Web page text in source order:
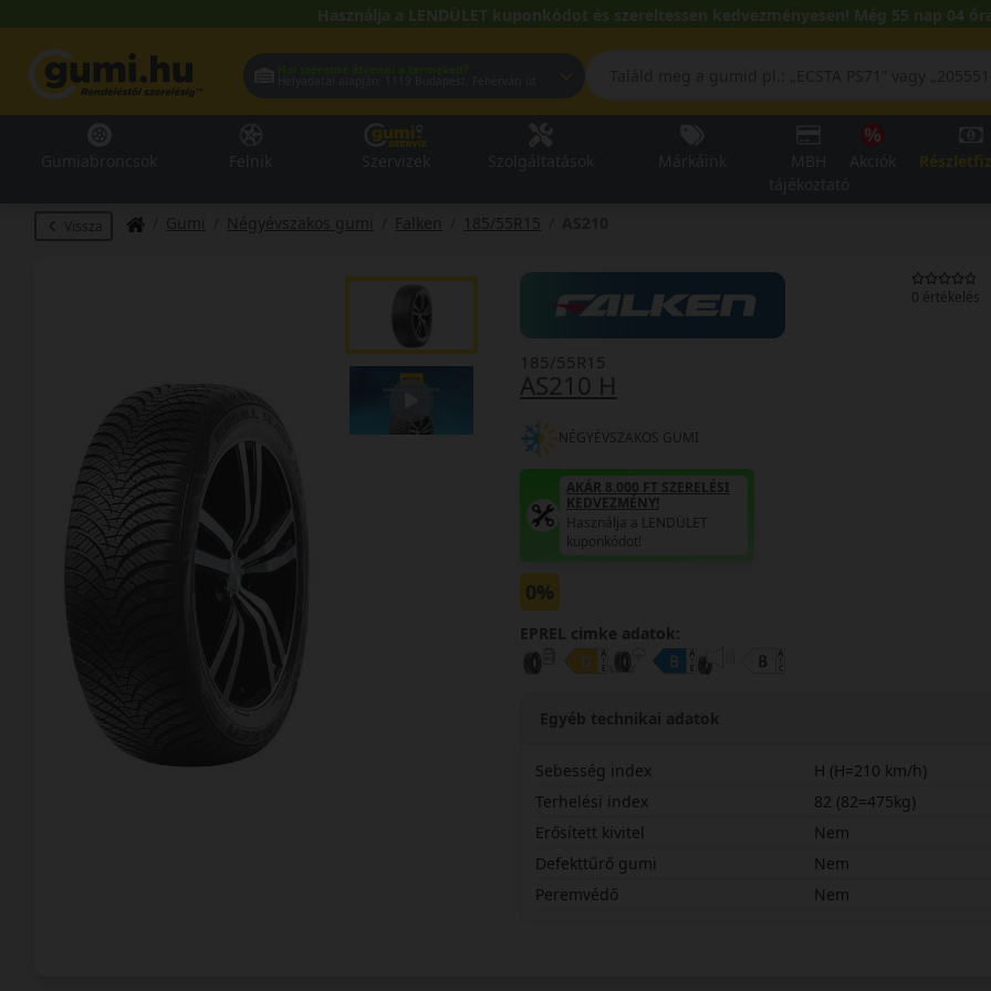
Használja a LENDÜLET kuponkódot és szereltessen kedvezményesen! Még 55 nap 04
Vissza Gumi Négyévszakos gumi Falken 185/55R15
0 értékelés
AS210 H
185/55R15
NÉGYÉVSZAKOS GUMI
AKÁR 8.000 FT SZERELÉSI
KEDVEZMÉNY!
Használja a LENDÜLET
kuponkódot!
0%
EPREL cimke adatok:
Egyéb technikai adatok
Sebesség index
H (H=210 km/h)
Terhelési index
82 (82=475kg)
Erősített kivitel
Nem
Defekttűrő gumi
Nem
Peremvédő
Nem